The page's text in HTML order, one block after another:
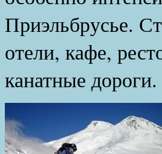
Приэльбрусье.
отели, кафе,
канатные дороги.